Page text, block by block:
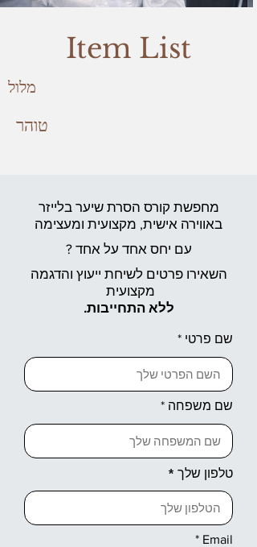
Item List
מלול
טוהר
מחפשת קורס הסרת שיער בלייזר
באווירה אישית, מקצועית ומעצימה
עם יחס אחד על אחד ?
השאירו פרטים לשיחת ייעוץ והדגמה
מקצועית
ללא התחייבות.
שם פרטי
שם משפחה
טלפון שלך
Email